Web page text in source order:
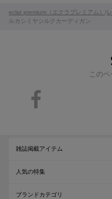
この
eclat premium（エクラプレミアム） /
ルカシミヤシルクカーディガン
雑誌掲載アイテム
人気の特集
ブランドカテゴリ